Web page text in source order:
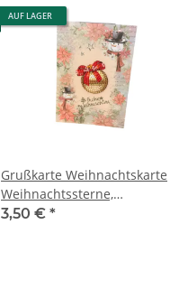
AUF LAGER
Grußkarte Weihnachtskarte
Weihnachtssterne,
Schneemann und
3,50 € *